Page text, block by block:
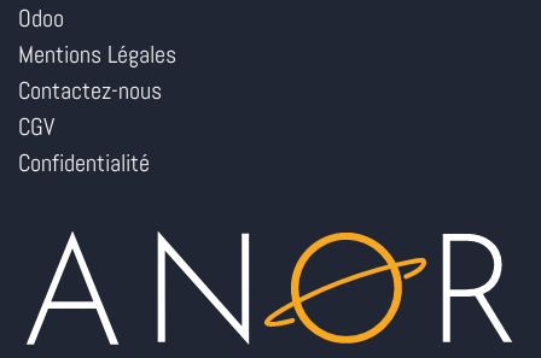
Odoo
Mentions Légales
Contactez-nous
CGV
Confidentialité